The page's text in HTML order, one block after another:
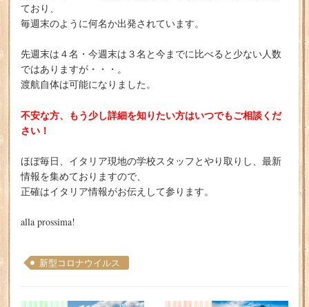
ており、
毎週末のように何名か出発されています。
先週末は４名・今週末は３名と今までに比べると少ない人数
ではありますが・・・。
渡航自体は可能になりました。
不安な方、もう少し詳細を知りたい方はいつでもご相談くだ
さい！
ほぼ毎日、イタリア現地の学校スタッフとやり取りし、最新
情報を集めておりますので、
正確はイタリア情報がお伝えして参ります。
alla prossima!
新型コロナウイルス